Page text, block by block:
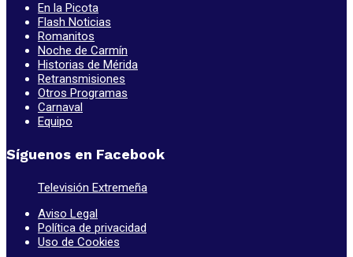
En la Picota
Flash Noticias
Romanitos
Noche de Carmín
Historias de Mérida
Retransmisiones
Otros Programas
Carnaval
Equipo
Síguenos en Facebook
Televisión Extremeña
Aviso Legal
Política de privacidad
Uso de Cookies